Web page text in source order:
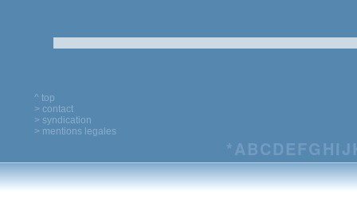
^ top
> contact
> syndication
> mentions legales
*ABCDEFG HIJ